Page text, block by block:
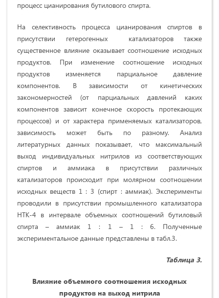
процесс цианирования бутилового спирта.
На селективность процесса цианирования спиртов в
присутствии гетерогенных катализаторов также
существенное влияние оказывает соотношение исходных
продуктов. При изменение соотношение исходных
продуктов изменяется парциальное давление
компонентов. В зависимости от кинетических
закономерностей (от парциальных давлений каких
компонентов зависит конечное скорость протекающих
процессов) и от характера применяемых катализаторов,
зависимость может быть по разному. Анализ
литературных данных показывает, что максимальный
выход индивидуальных нитрилов из соответствующих
спиртов и аммиака в присутствии различных
катализаторов происходит при молярном соотношении
исходных веществ 1 : 3 (спирт : аммиак). Эксперименты
проводили в присутствии промышленного катализатора
НТК-4 в интервале объемных соотношений бутиловый
спирта – аммиак 1 : 1 – 1 : 6. Полученные
экспериментальное данные представлены в табл.3.
Таблица 3.
Влияние объемного соотношения исходных
продуктов на выход нитрила